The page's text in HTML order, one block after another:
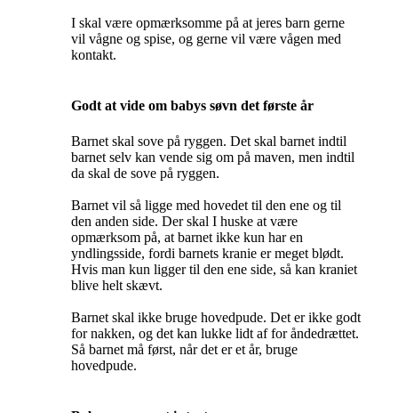
I skal være opmærksomme på at jeres barn gerne
vil vågne og spise, og gerne vil være vågen med
kontakt.
Godt at vide om babys søvn det første år
Barnet skal sove på ryggen. Det skal barnet indtil
barnet selv kan vende sig om på maven, men indtil
da skal de sove på ryggen.
Barnet vil så ligge med hovedet til den ene og til
den anden side. Der skal I huske at være
opmærksom på, at barnet ikke kun har en
yndlingsside, fordi barnets kranie er meget blødt.
Hvis man kun ligger til den ene side, så kan kraniet
blive helt skævt.
Barnet skal ikke bruge hovedpude. Det er ikke godt
for nakken, og det kan lukke lidt af for åndedrættet.
Så barnet må først, når det er et år, bruge
hovedpude.